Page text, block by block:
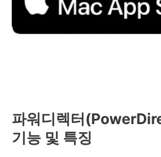
파워디렉터
기능 및 특징